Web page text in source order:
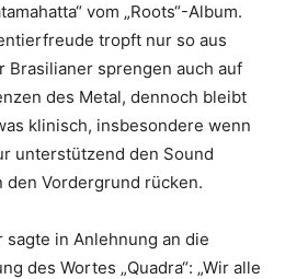
vom „Roots“-Album.
tropft nur so aus
Brasilianer sprengen auch auf
des Metal, dennoch bleibt
klinisch, insbesondere wenn
unterstützend den Sound
Vordergrund rücken.
in Anlehnung an die
des Wortes „Quadra“: „Wir alle